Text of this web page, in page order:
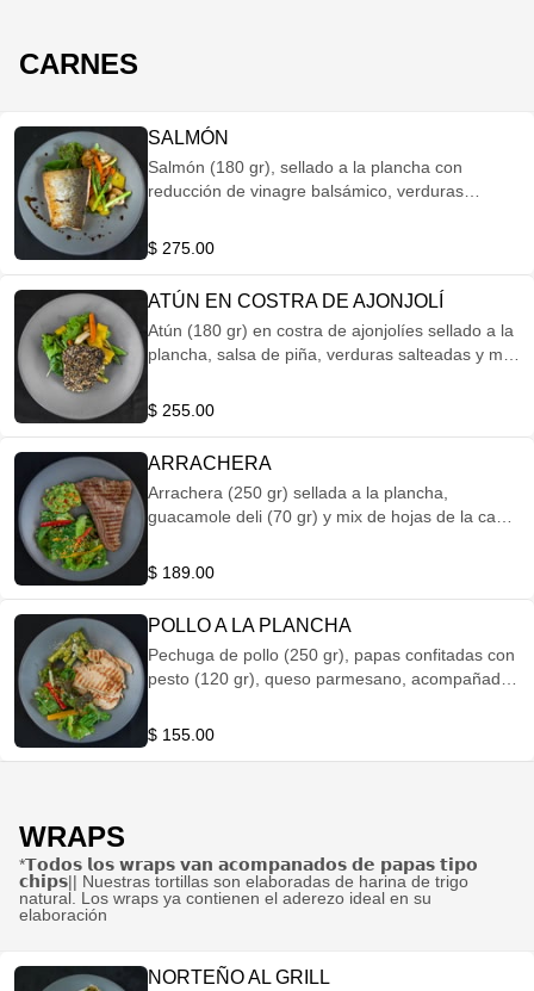
CARNES
SALMÓN
Salmón (180 gr), sellado a la plancha con
reducción de vinagre balsámico, verduras
$ 275.00
ATÚN EN COSTRA DE AJONJOLÍ
Atún (180 gr) en costra de ajonjolíes sellado a la
plancha, salsa de piña, verduras salteadas y mix
albahaca con almendras.
$ 255.00
ARRACHERA
Arrachera (250 gr) sellada a la plancha,
guacamole deli (70 gr) y mix de hojas de la casa
almendras.
$ 189.00
POLLO A LA PLANCHA
Pechuga de pollo (250 gr), papas confitadas con
pesto (120 gr), queso parmesano, acompañado
aderezado con vinagreta de yogurt.
$ 155.00
WRAPS
*𝗧𝗼𝗱𝗼𝘀 𝗹𝗼𝘀 𝘄𝗿𝗮𝗽𝘀 𝘃𝗮𝗻 𝗮𝗰𝗼𝗺𝗽𝗮𝗻𝗮𝗱𝗼𝘀 𝗱𝗲 𝗽𝗮𝗽𝗮𝘀 𝘁𝗶𝗽𝗼
𝗰𝗵𝗶𝗽𝘀|| Nuestras tortillas son elaboradas de harina de trigo
natural. Los wraps ya contienen el aderezo ideal en su
elaboración
NORTEÑO AL GRILL